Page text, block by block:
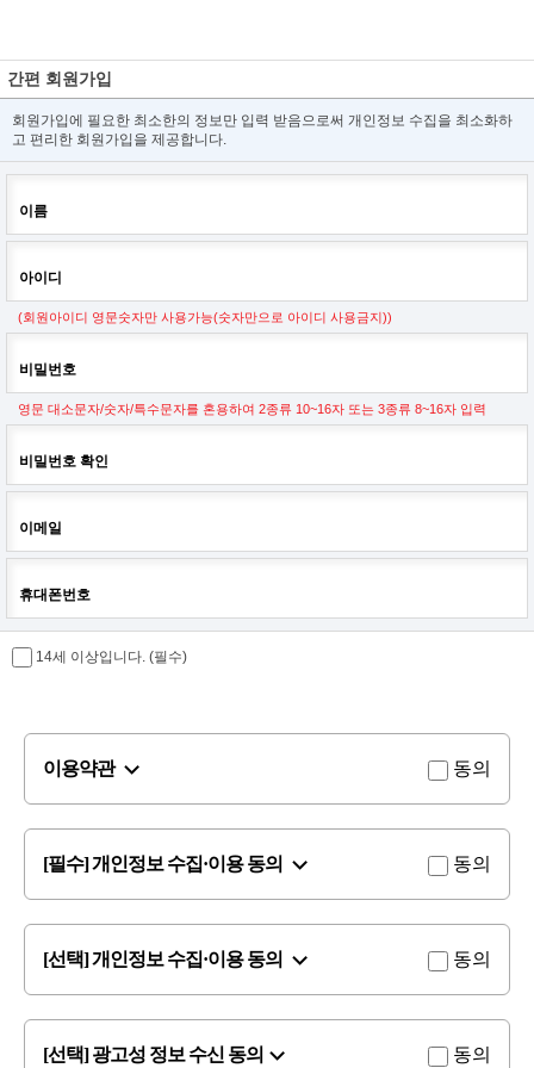
간편 회원가입
회원가입에 필요한 최소한의 정보만 입력 받음으로써 개인정보 수집을 최소화하
고 편리한 회원가입을 제공합니다.
이름
아이디
(회원아이디 영문숫자만 사용가능(숫자만으로 아이디 사용금지))
비밀번호
영문 대소문자/숫자/특수문자를 혼용하여 2종류 10~16자 또는 3종류 8~16자 입력
비밀번호 확인
이메일
휴대폰번호
14세 이상입니다. (필수)
이용약관 동의
[필수] 개인정보 수집·이용 동의 동의
[선택] 개인정보 수집·이용 동의 동의
[선택] 광고성 정보 수신 동의 동의